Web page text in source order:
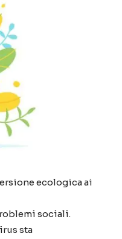
ecologica ai
sociali.
sta